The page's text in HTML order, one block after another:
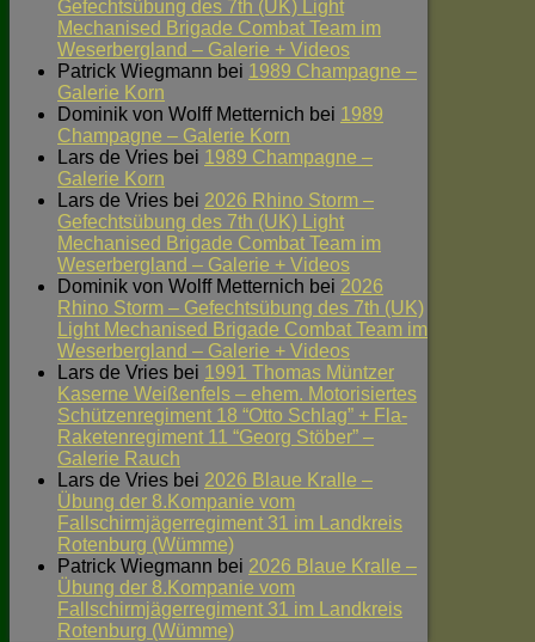
Gefechtsübung des 7th (UK) Light
Mechanised Brigade Combat Team im
Weserbergland – Galerie + Videos
Patrick Wiegmann bei 1989 Champagne –
Galerie Korn
Dominik von Wolff Metternich bei 1989
Champagne – Galerie Korn
Lars de Vries bei 1989 Champagne –
Galerie Korn
Lars de Vries bei 2026 Rhino Storm –
Gefechtsübung des 7th (UK) Light
Mechanised Brigade Combat Team im
Weserbergland – Galerie + Videos
Dominik von Wolff Metternich bei 2026
Rhino Storm – Gefechtsübung des 7th (UK)
Light Mechanised Brigade Combat Team im
Weserbergland – Galerie + Videos
Lars de Vries bei 1991 Thomas Müntzer
Kaserne Weißenfels – ehem. Motorisiertes
Schützenregiment 18 “Otto Schlag” + Fla-
Raketenregiment 11 “Georg Stöber” –
Galerie Rauch
Lars de Vries bei 2026 Blaue Kralle –
Übung der 8.Kompanie vom
Fallschirmjägerregiment 31 im Landkreis
Rotenburg (Wümme)
Patrick Wiegmann bei 2026 Blaue Kralle –
Übung der 8.Kompanie vom
Fallschirmjägerregiment 31 im Landkreis
Rotenburg (Wümme)